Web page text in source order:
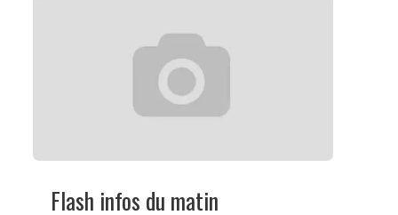
Flash infos du matin